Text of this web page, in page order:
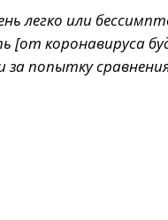
легко или
[от коронавируса
попытку